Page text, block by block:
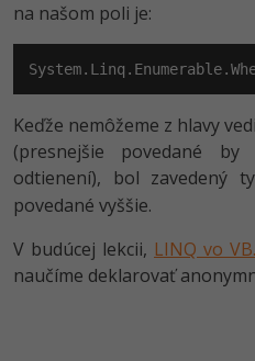
na našom poli je:
Keďže nemôžeme z hlavy
(presnejšie povedané
odtienení), bol zavedený
povedané vyššie.
V budúcej lekcii, LINQ vo
naučíme deklarovať